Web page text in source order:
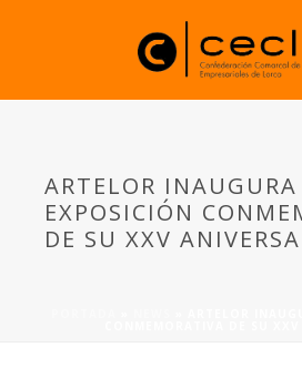
ARTELOR
EXPOSICIÓN
DE SU XXV